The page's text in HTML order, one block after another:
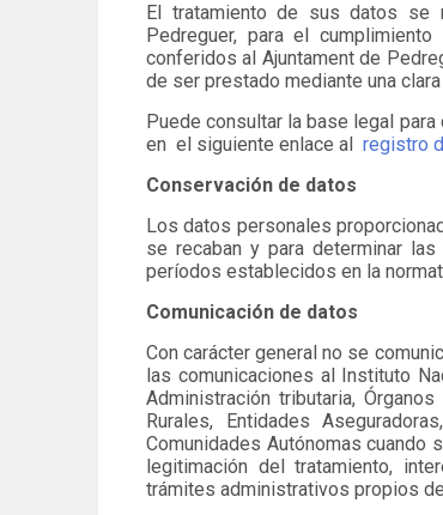
El tratamiento de sus datos se
Pedreguer, para el
conferidos al Ajuntament de
de ser prestado mediante una
Puede consultar la base legal
en el siguiente enlace al registro
Conservación de datos
Los datos personales
se recaban y para determinar
períodos establecidos en la
Comunicación de datos
Con carácter general no se
las comunicaciones al Instituto
Administración tributaria,
Rurales, Entidades
Comunidades Autónomas cuando
legitimación del tratamiento,
trámites administrativos propios